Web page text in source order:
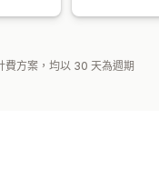
費方案，均以 30 天為週期